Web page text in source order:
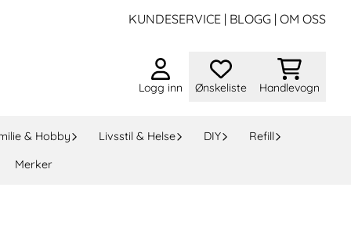
KUNDESERVICE | BLOGG | OM OSS
Logg inn Ønskeliste Handlevogn
& Hobby Livsstil & Helse DIY
Refill
Merker